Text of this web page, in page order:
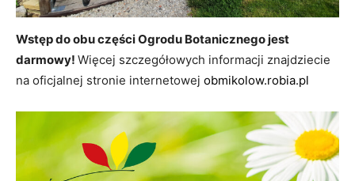
Wstęp do obu części Ogrodu Botanicznego jest
darmowy! Więcej szczegółowych informacji znajdziecie
na oficjalnej stronie internetowej obmikolow.robia.pl